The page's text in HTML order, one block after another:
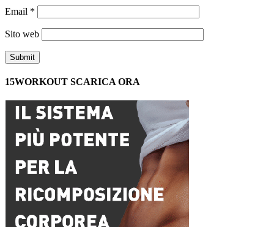
Email *
Sito web
15WORKOUT SCARICA ORA